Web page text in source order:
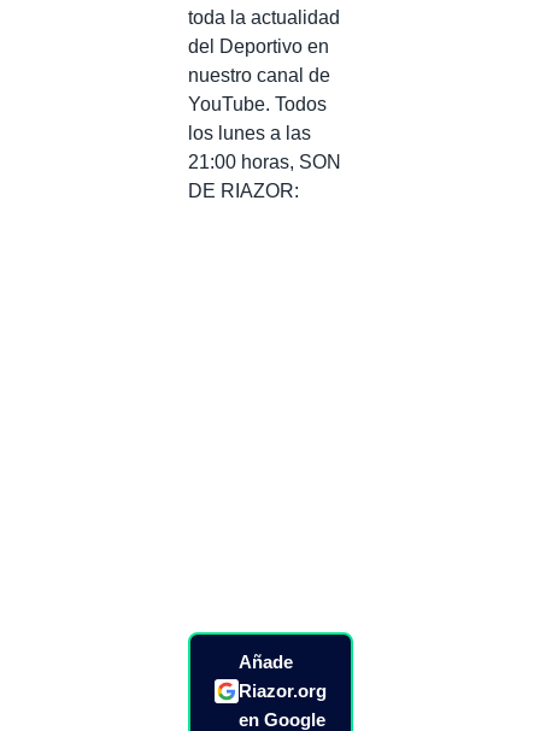
toda la actualidad
del Deportivo en
nuestro canal de
YouTube. Todos
los lunes a las
21:00 horas, SON
DE RIAZOR:
Añade
Riazor.org
en Google